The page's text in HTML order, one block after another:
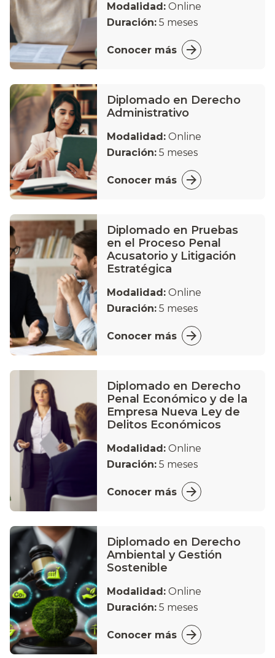
Modalidad: Online
Duración: 5 meses
Conocer más
Diplomado en Derecho
Administrativo
Modalidad: Online
Duración: 5 meses
Conocer más
Diplomado en Pruebas
en el Proceso Penal
Acusatorio y Litigación
Estratégica
Modalidad: Online
Duración: 5 meses
Conocer más
Diplomado en Derecho
Penal Económico y de la
Empresa Nueva Ley de
Delitos Económicos
Modalidad: Online
Duración: 5 meses
Conocer más
Diplomado en Derecho
Ambiental y Gestión
Sostenible
Modalidad: Online
Duración: 5 meses
Conocer más